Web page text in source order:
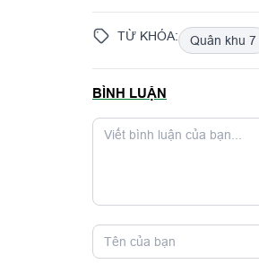
TỪ KHÓA: Quân khu 7
BÌNH LUẬN